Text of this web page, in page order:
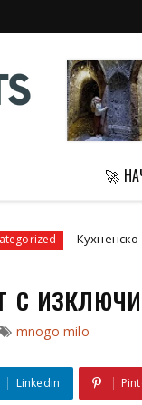
🚀
Кухненско
с
mnogo milo
Linkedin